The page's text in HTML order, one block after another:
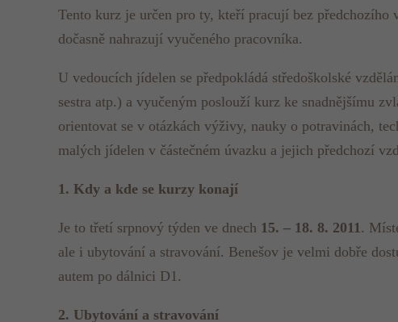
Tento kurz je určen pro ty, kteří pracují bez
dočasně nahrazují vyučeného pracovníka.
U vedoucích jídelen se předpokládá středoškolské
sestra atp.) a vyučeným poslouží kurz ke snadnějšímu
orientovat se v otázkách výživy, nauky o potravinách,
malých jídelen v částečném úvazku a jejich předchozí
1. Kdy a kde se kurzy konají
Je to třetí srpnový týden ve dnech 15. – 18. 8. 2011.
ale i ubytování a stravování. Benešov je velmi dobře
autem po dálnici D1.
2. Ubytování a stravování